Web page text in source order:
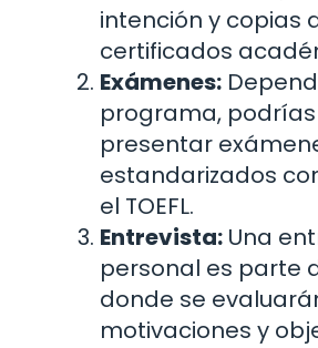
intención y copias
certificados
Exámenes:
programa,
presentar
estandarizados
el TOEFL.
Entrevista: Una
personal es parte
donde se
motivaciones y